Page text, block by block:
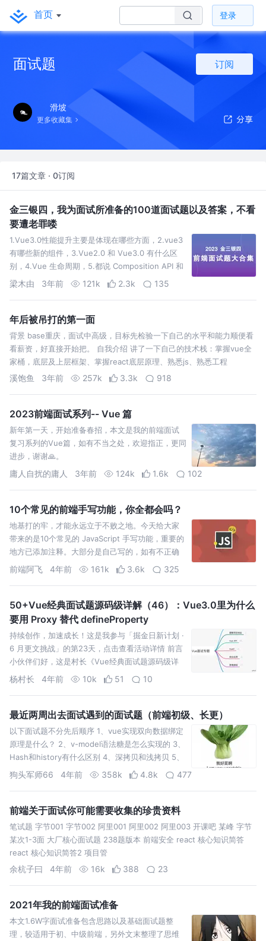
首页 登录
面试题 订阅
滑坡
更多收藏集
17篇文章 · 0订阅
金三银四，我为面试所准备的100道面试题以及答案，不看
要遭老罪喽
1.Vue3.0性能提升主要是体现在哪些方面，2.vue3
有哪些新的组件，3.Vue2.0 和 Vue3.0 有什么区
别，4.Vue 生命周期，5.都说 Composition API 和
React
梁木由 3年前 121k 2.3k 135
年后被吊打的第一面
背景 base重庆，面试中高级，目标先检验一下自己的水平和能力顺便看
看薪资，好直接开始把。 自我介绍 讲了一下自己的技术栈：掌握vue全
家桶，底层及上层框架、掌握react底层原理、熟悉js、熟悉工程
溪饱鱼 3年前 257k 3.3k 918
2023前端面试系列-- Vue 篇
新年第一天，开始准备春招，本文是我的前端面试
复习系列的Vue篇，如有不当之处，欢迎指正，更同
进步，谢谢🙏。
庸人自扰的庸人 3年前 124k 1.6k 102
10个常见的前端手写功能，你全都会吗？
地基打的牢，才能永远立于不败之地。今天给大家
带来的是10个常见的 JavaScript 手写功能，重要的
地方已添加注释。大部分是自己写的，如有不正确
的地方，欢迎多多指正。
前端阿飞 4年前 161k 3.6k 325
50+Vue经典面试题源码级详解（46）：Vue3.0里为什么
要用 Proxy 替代 defineProperty
持续创作，加速成长！这是我参与「掘金日新计划 ·
6 月更文挑战」的第23天，点击查看活动详情 前言
小伙伴们好，这是村长《Vue经典面试题源码级详
解》系列文章第 46 题，前面已完成题目合集在此：
杨村长 4年前 10k 51 10
最近两周出去面试遇到的面试题（前端初级、长更）
以下面试题不分先后顺序 1、vue实现双向数据绑定
原理是什么？ 2、v-model语法糖是怎么实现的 3、
Hash和history有什么区别 4、深拷贝和浅拷贝 5、
原型和原型链 6、箭头函数和普通函
狗头军师66 4年前 358k 4.8k 477
前端关于面试你可能需要收集的珍贵资料
笔试题 字节001 字节002 阿里001 阿里002 阿里003 开课吧 某峰 字节
某次1-3面 大厂核心面试题 238题版本 前端安全 react 核心知识简答
react 核心知识简答2 项目管
余杭子曰 4年前 16k 388 23
2021年我的前端面试准备
本文1.6W字面试准备包含思路以及基础面试题整
理，较适用于初、中级前端，另外文末整理了思维